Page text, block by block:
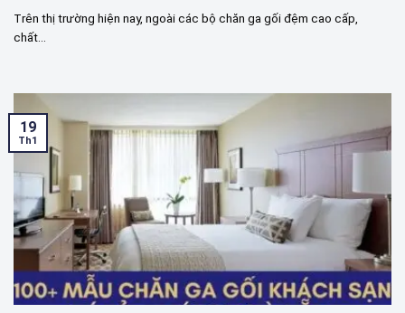
Trên thị trường hiện nay, ngoài các bộ chăn ga gối đệm cao cấp,
chất...
19
Th1